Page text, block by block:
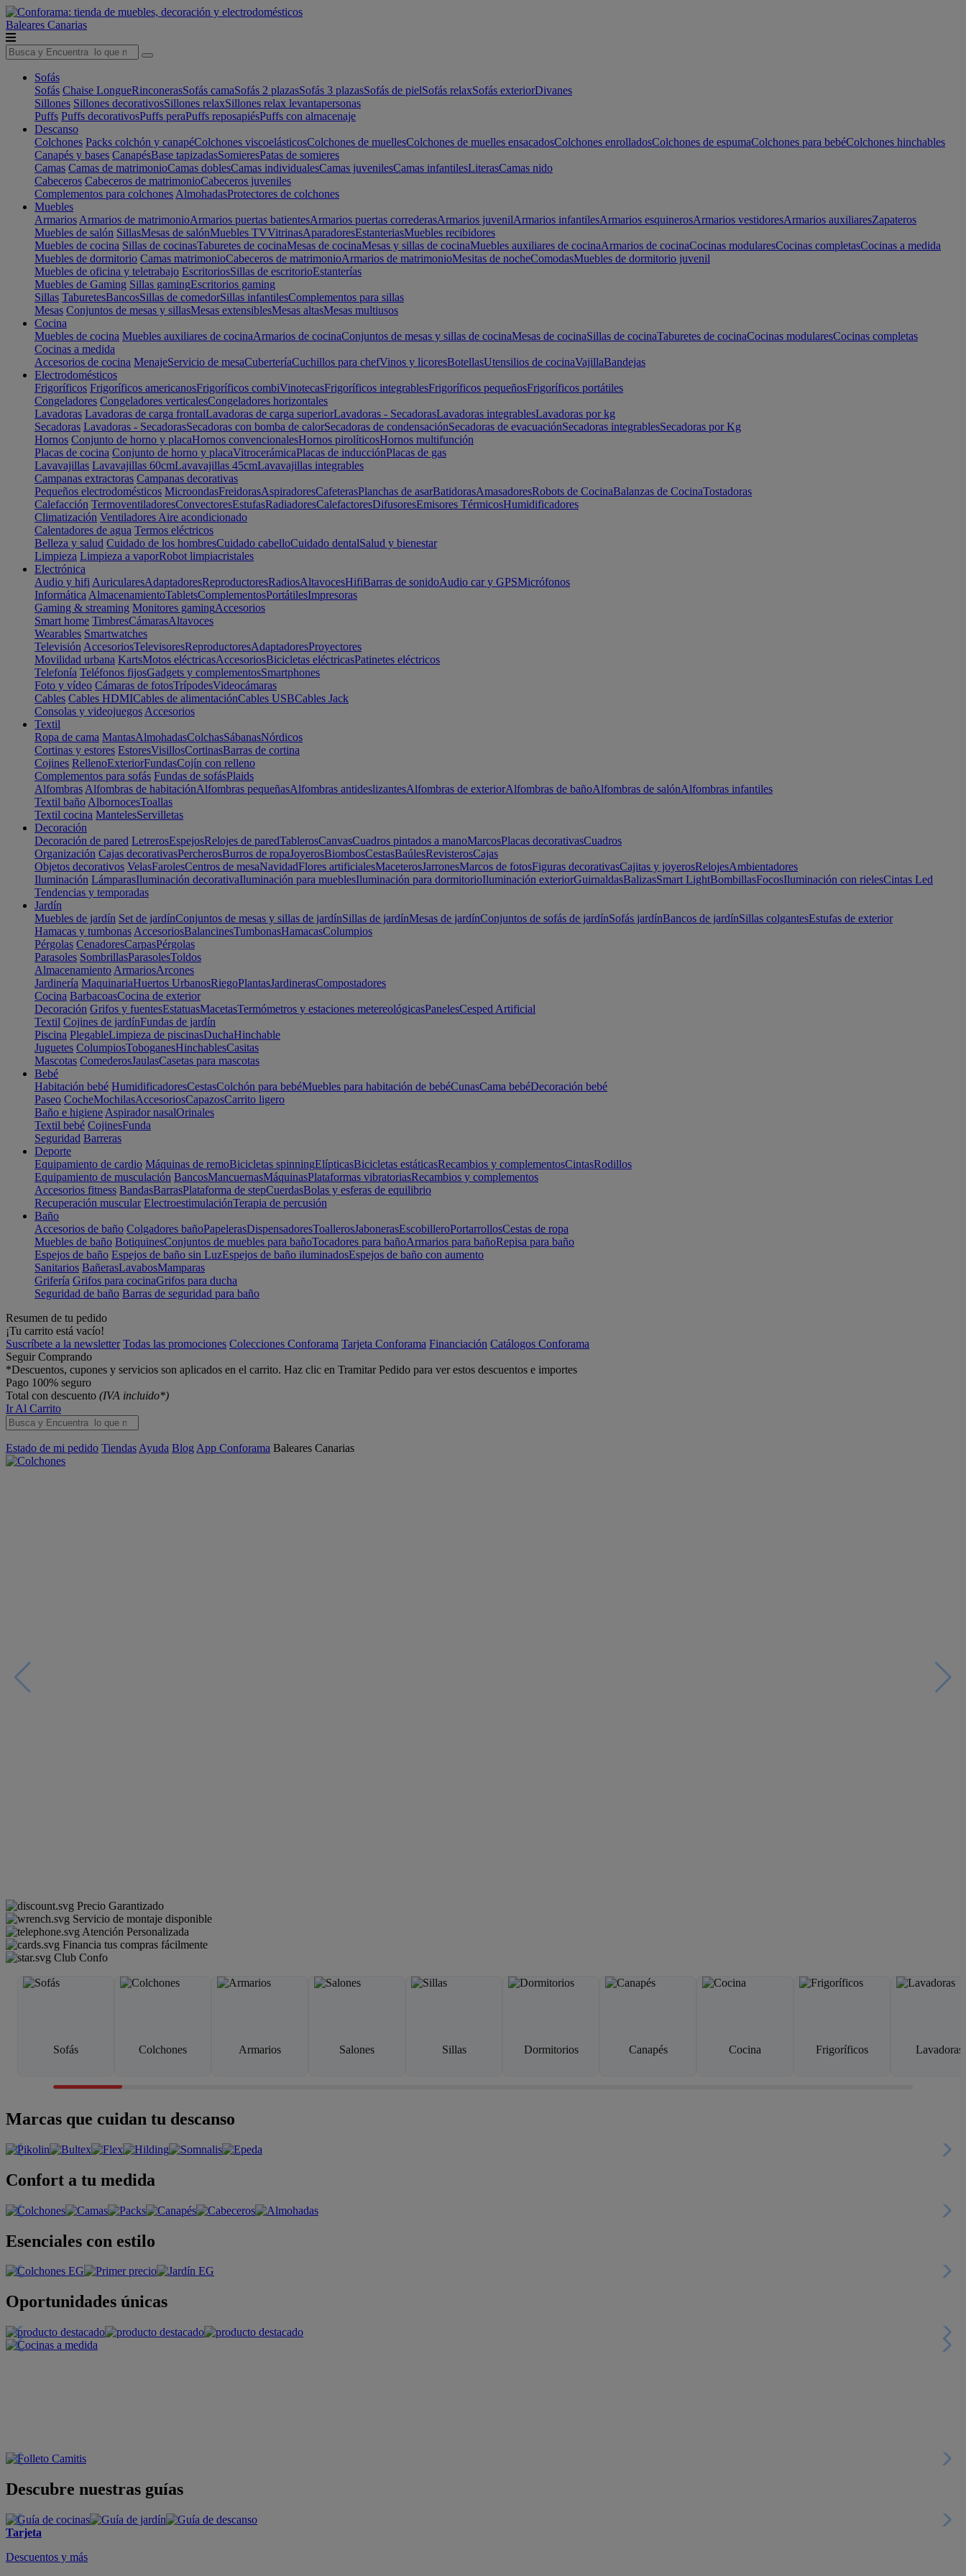
Baleares Canarias
Sofás
Sofás Chaise LongueRinconerasSofás camaSofás 2 plazasSofás 3 plazasSofás de pielSofás relaxSofás exteriorDivanes
Sillones Sillones decorativosSillones relaxSillones relax levantapersonas
Puffs Puffs decorativosPuffs peraPuffs reposapiésPuffs con almacenaje
Descanso
Colchones Packs colchón y canapéColchones viscoelásticosColchones de muellesColchones de muelles ensacadosColchones enrolladosColchones de espumaColchones para bebéColchones hinchables
Canapés y bases CanapésBase tapizadasSomieresPatas de somieres
Camas Camas de matrimonioCamas doblesCamas individualesCamas juvenilesCamas infantilesLiterasCamas nido
Cabeceros Cabeceros de matrimonioCabeceros juveniles
Complementos para colchones AlmohadasProtectores de colchones
Muebles
Armarios Armarios de matrimonioArmarios puertas batientesArmarios puertas correderasArmarios juvenilArmarios infantilesArmarios esquinerosArmarios vestidoresArmarios auxiliaresZapateros
Muebles de salón SillasMesas de salónMuebles TVVitrinasAparadoresEstanteriasMuebles recibidores
Muebles de cocina Sillas de cocinasTaburetes de cocinaMesas de cocinaMesas y sillas de cocinaMuebles auxiliares de cocinaArmarios de cocinaCocinas modularesCocinas completasCocinas a medida
Muebles de dormitorio Camas matrimonioCabeceros de matrimonioArmarios de matrimonioMesitas de nocheComodasMuebles de dormitorio juvenil
Muebles de oficina y teletrabajo EscritoriosSillas de escritorioEstanterías
Muebles de Gaming Sillas gamingEscritorios gaming
Sillas TaburetesBancosSillas de comedorSillas infantilesComplementos para sillas
Mesas Conjuntos de mesas y sillasMesas extensiblesMesas altasMesas multiusos
Cocina
Muebles de cocina Muebles auxiliares de cocinaArmarios de cocinaConjuntos de mesas y sillas de cocinaMesas de cocinaSillas de cocinaTaburetes de cocinaCocinas modularesCocinas completas
Cocinas a medida
Accesorios de cocina MenajeServicio de mesaCuberteríaCuchillos para chefVinos y licoresBotellasUtensilios de cocinaVajillaBandejas
Electrodomésticos
Frigoríficos Frigoríficos americanosFrigoríficos combiVinotecasFrigoríficos integrablesFrigoríficos pequeñosFrigoríficos portátiles
Congeladores Congeladores verticalesCongeladores horizontales
Lavadoras Lavadoras de carga frontalLavadoras de carga superiorLavadoras - SecadorasLavadoras integrablesLavadoras por kg
Secadoras Lavadoras - SecadorasSecadoras con bomba de calorSecadoras de condensaciónSecadoras de evacuaciónSecadoras integrablesSecadoras por Kg
Hornos Conjunto de horno y placaHornos convencionalesHornos pirolíticosHornos multifunción
Placas de cocina Conjunto de horno y placaVitrocerámicaPlacas de inducciónPlacas de gas
Lavavajillas Lavavajillas 60cmLavavajillas 45cmLavavajillas integrables
Campanas extractoras Campanas decorativas
Pequeños electrodomésticos MicroondasFreidorasAspiradoresCafeterasPlanchas de asarBatidorasAmasadoresRobots de CocinaBalanzas de CocinaTostadoras
Calefacción TermoventiladoresConvectoresEstufasRadiadoresCalefactoresDifusoresEmisores TérmicosHumidificadores
Climatización Ventiladores Aire acondicionado
Calentadores de agua Termos eléctricos
Belleza y salud Cuidado de los hombresCuidado cabelloCuidado dentalSalud y bienestar
Limpieza Limpieza a vaporRobot limpiacristales
Electrónica
Audio y hifi AuricularesAdaptadoresReproductoresRadiosAltavocesHifiBarras de sonidoAudio car y GPSMicrófonos
Informática AlmacenamientoTabletsComplementosPortátilesImpresoras
Gaming & streaming Monitores gamingAccesorios
Smart home TimbresCámarasAltavoces
Wearables Smartwatches
Televisión AccesoriosTelevisoresReproductoresAdaptadoresProyectores
Movilidad urbana KartsMotos eléctricasAccesoriosBicicletas eléctricasPatinetes eléctricos
Telefonía Teléfonos fijosGadgets y complementosSmartphones
Foto y vídeo Cámaras de fotosTrípodesVideocámaras
Cables Cables HDMICables de alimentaciónCables USBCables Jack
Consolas y videojuegos Accesorios
Textil
Ropa de cama MantasAlmohadasColchasSábanasNórdicos
Cortinas y estores EstoresVisillosCortinasBarras de cortina
Cojines RellenoExteriorFundasCojín con relleno
Complementos para sofás Fundas de sofásPlaids
Alfombras Alfombras de habitaciónAlfombras pequeñasAlfombras antideslizantesAlfombras de exteriorAlfombras de bañoAlfombras de salónAlfombras infantiles
Textil baño AlbornocesToallas
Textil cocina MantelesServilletas
Decoración
Decoración de pared LetrerosEspejosRelojes de paredTablerosCanvasCuadros pintados a manoMarcosPlacas decorativasCuadros
Organización Cajas decorativasPercherosBurros de ropaJoyerosBiombosCestasBaúlesRevisterosCajas
Objetos decorativos VelasFarolesCentros de mesaNavidadFlores artificialesMaceterosJarronesMarcos de fotosFiguras decorativasCajitas y joyerosRelojesAmbientadores
Iluminación LámparasIluminación decorativaIluminación para mueblesIluminación para dormitorioIluminación exteriorGuirnaldasBalizasSmart LightBombillasFocosIluminación con rielesCintas Led
Tendencias y temporadas
Jardín
Muebles de jardín Set de jardínConjuntos de mesas y sillas de jardínSillas de jardínMesas de jardínConjuntos de sofás de jardínSofás jardínBancos de jardínSillas colgantesEstufas de exterior
Hamacas y tumbonas AccesoriosBalancinesTumbonasHamacasColumpios
Pérgolas CenadoresCarpasPérgolas
Parasoles SombrillasParasolesToldos
Almacenamiento ArmariosArcones
Jardinería MaquinariaHuertos UrbanosRiegoPlantasJardinerasCompostadores
Cocina BarbacoasCocina de exterior
Decoración Grifos y fuentesEstatuasMacetasTermómetros y estaciones metereológicasPanelesCesped Artificial
Textil Cojines de jardínFundas de jardín
Piscina PlegableLimpieza de piscinasDuchaHinchable
Juguetes ColumpiosToboganesHinchablesCasitas
Mascotas ComederosJaulasCasetas para mascotas
Bebé
Habitación bebé HumidificadoresCestasColchón para bebéMuebles para habitación de bebéCunasCama bebéDecoración bebé
Paseo CocheMochilasAccesoriosCapazosCarrito ligero
Baño e higiene Aspirador nasalOrinales
Textil bebé CojinesFunda
Seguridad Barreras
Deporte
Equipamiento de cardio Máquinas de remoBicicletas spinningElípticasBicicletas estáticasRecambios y complementosCintasRodillos
Equipamiento de musculación BancosMancuernasMáquinasPlataformas vibratoriasRecambios y complementos
Accesorios fitness BandasBarrasPlataforma de stepCuerdasBolas y esferas de equilibrio
Recuperación muscular ElectroestimulaciónTerapia de percusión
Baño
Accesorios de baño Colgadores bañoPapelerasDispensadoresToallerosJabonerasEscobilleroPortarrollosCestas de ropa
Muebles de baño BotiquinesConjuntos de muebles para bañoTocadores para bañoArmarios para bañoRepisa para baño
Espejos de baño Espejos de baño sin LuzEspejos de baño iluminadosEspejos de baño con aumento
Sanitarios BañerasLavabosMamparas
Grifería Grifos para cocinaGrifos para ducha
Seguridad de baño Barras de seguridad para baño
Resumen de tu pedido
¡Tu carrito está vacío!
Suscríbete a la newsletter Todas las promociones Colecciones Conforama Tarjeta Conforama Financiación Catálogos Conforama
Seguir Comprando
*Descuentos, cupones y servicios son aplicados en el carrito. Haz clic en Tramitar Pedido para ver estos descuentos e importes
Pago 100% seguro
Total con descuento (IVA incluido*)
Ir Al Carrito
Estado de mi pedido Tiendas Ayuda Blog App Conforama Baleares Canarias
Precio Garantizado
Servicio de montaje disponible
Atención Personalizada
Financia tus compras fácilmente
Club Confo
Sofás Colchones Armarios Salones Sillas Dormitorios Canapés Cocina Frigoríficos Lavadoras
Marcas que cuidan tu descanso
Confort a tu medida
Esenciales con estilo
Oportunidades únicas
Descubre nuestras guías
Tarjeta
Descuentos y más